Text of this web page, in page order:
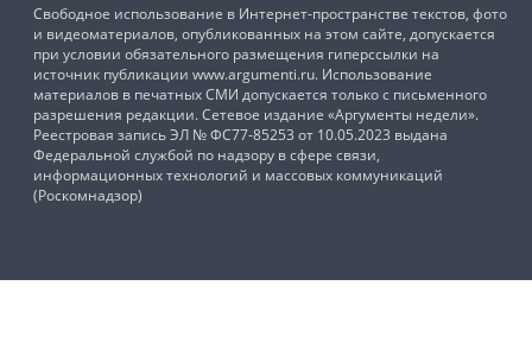
Свободное использование в Интернет-пространстве текстов, фото
и видеоматериалов, опубликованных на этом сайте, допускается
при условии обязательного размещения гиперссылки на
источник публикации www.argumenti.ru. Использование
материалов в печатных СМИ допускается только с письменного
разрешения редакции. Сетевое издание «Аргументы недели».
Реестровая запись ЭЛ № ФС77-85253 от 10.05.2023 выдана
Федеральной службой по надзору в сфере связи,
информационных технологий и массовых коммуникаций
(Роскомнадзор)